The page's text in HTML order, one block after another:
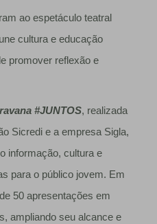
ao espetáculo teatral
cultura e educação
promover reflexão e
#JUNTOS, realizada
Sicredi e a empresa Sigla,
informação, cultura e
para o público jovem. Em
50 apresentações em
ampliando seu alcance e